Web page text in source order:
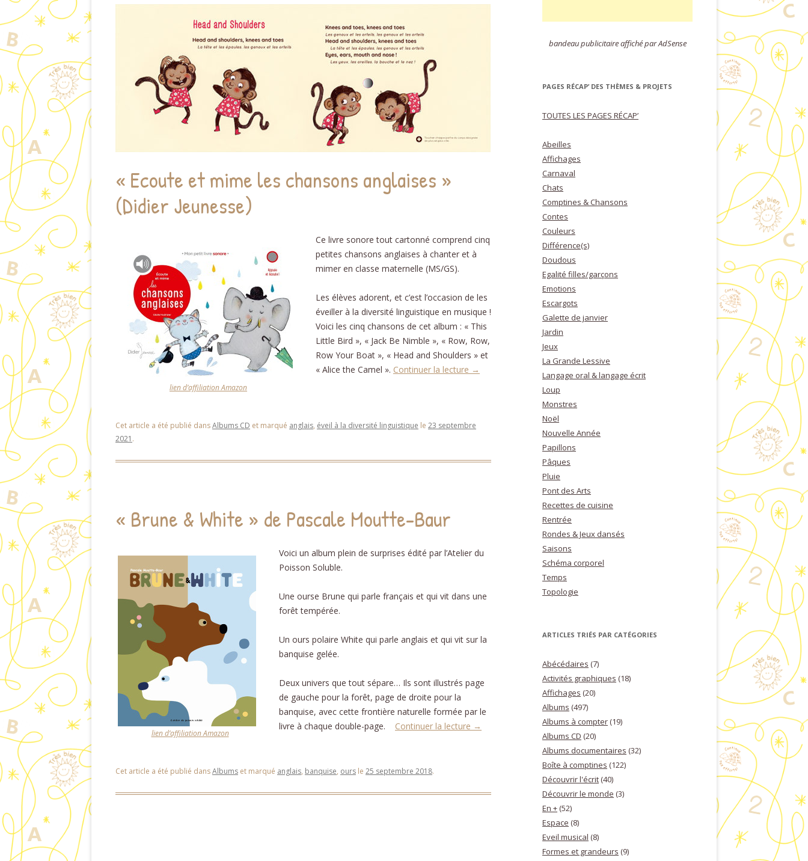
« Ecoute et mime les chansons anglaises »
(Didier Jeunesse)
lien d’affiliation Amazon
Ce livre sonore tout cartonné comprend cinq
petites chansons anglaises à chanter et à
mimer en classe maternelle (MS/GS).
Les élèves adorent, et c’est l’occasion de les
éveiller à la diversité linguistique en musique !
Voici les cinq chansons de cet album : « This
Little Bird », « Jack Be Nimble », « Row, Row,
Row Your Boat », « Head and Shoulders » et
« Alice the Camel ». Continuer la lecture →
Cet article a été publié dansAlbums CD et marqué anglais, éveil à la diversité linguistique le 23 septembre
2021 .
« Brune & White » de Pascale Moutte-Baur
lien d’affiliation Amazon
Voici un album plein de surprises édité par l’Atelier du
Poisson Soluble.
Une ourse Brune qui parle français et qui vit dans une
forêt tempérée.
Un ours polaire White qui parle anglais et qui vit sur la
banquise gelée.
Deux univers que tout sépare… Ils sont illustrés page
de gauche pour la forêt, page de droite pour la
banquise, avec cette frontière naturelle formée par le
livre à chaque double-page. Continuer la lecture →
Cet article a été publié dansAlbums et marqué anglais, banquise, ours le 25 septembre 2018.
bandeau publicitaire affiché par AdSense
PAGES RÉCAP’ DES THÈMES & PROJETS
TOUTES LES PAGES RÉCAP’
Abeilles
Affichages
Carnaval
Chats
Comptines & Chansons
Contes
Couleurs
Différence(s)
Doudous
Egalité filles/garçons
Emotions
Escargots
Galette de janvier
Jardin
Jeux
La Grande Lessive
Langage oral & langage écrit
Loup
Monstres
Noël
Nouvelle Année
Papillons
Pâques
Pluie
Pont des Arts
Recettes de cuisine
Rentrée
Rondes & Jeux dansés
Saisons
Schéma corporel
Temps
Topologie
ARTICLES TRIÉS PAR CATÉGORIES
Abécédaires (7)
Activités graphiques (18)
Affichages (20)
Albums (497)
Albums à compter (19)
Albums CD (20)
Albums documentaires (32)
Boîte à comptines (122)
Découvrir l'écrit (40)
Découvrir le monde (3)
En + (52)
Espace (8)
Eveil musical (8)
Formes et grandeurs (9)